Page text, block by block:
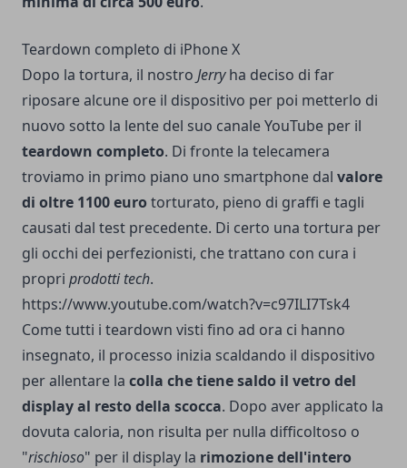
Teardown completo di iPhone X
Dopo la tortura, il nostro Jerryha deciso di far
riposare alcune ore il dispositivo per poi metterlo di
nuovo sotto la lente del suo canale YouTube per il
teardown completo. Di fronte la telecamera
troviamo in primo piano uno smartphone dal valore
di oltre 1100 euro torturato, pieno di graffi e tagli
causati dal test precedente. Di certo una tortura per
gli occhi dei perfezionisti, che trattano con cura i
propri prodotti tech.
https://www.youtube.com/watch?v=c97ILI7Tsk4
Come tutti i teardown visti fino ad ora ci hanno
insegnato, il processo inizia scaldando il dispositivo
per allentare la colla che tiene saldo il vetro del
display al resto della scocca. Dopo aver applicato la
dovuta caloria, non risulta per nulla difficoltoso o
"rischioso" per il display la rimozione dell'intero